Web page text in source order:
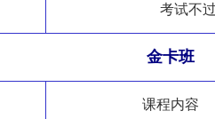
考试不
金卡班
课程内容